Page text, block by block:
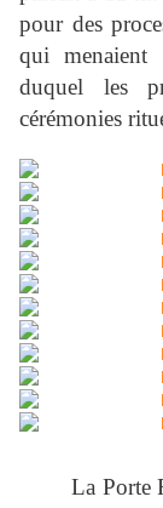
pour des
qui
duquel les
cérémonies
La Porte